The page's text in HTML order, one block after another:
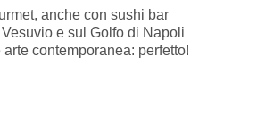
anche con sushi bar
e sul Golfo di Napoli
contemporanea: perfetto!